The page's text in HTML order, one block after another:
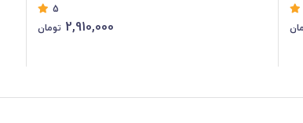
5
2,910,000 تومان